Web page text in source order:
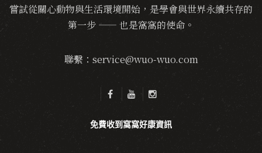
嘗試從關心動物與生活環境開始，是學會與世界永續共存的
第一步 —— 也是窩窩的使命。
聯繫：service@wuo-wuo.com
免費收到窩窩好康資訊